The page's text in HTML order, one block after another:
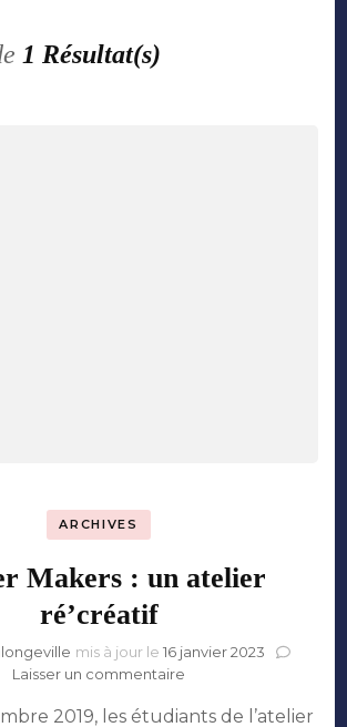
1 Résultat(s)
ARCHIVES
Makers : un atelier
ré’créatif
mis à jour le 16 janvier 2023
Laisser un commentaire
Makers
2019, les étudiants de l’atelier